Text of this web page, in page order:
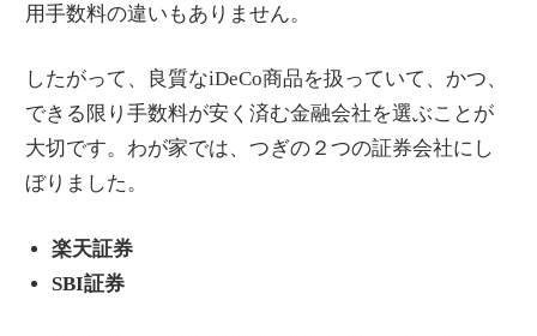
用手数料の違いもありません。
したがって、良質なiDeCo商品を扱っていて、かつ、
できる限り手数料が安く済む金融会社を選ぶことが
大切です。わが家では、つぎの２つの証券会社にし
ぼりました。
楽天証券
SBI証券